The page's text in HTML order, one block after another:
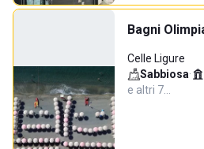
Bagni
Celle Ligure
Sabbiosa·
e altri 7…